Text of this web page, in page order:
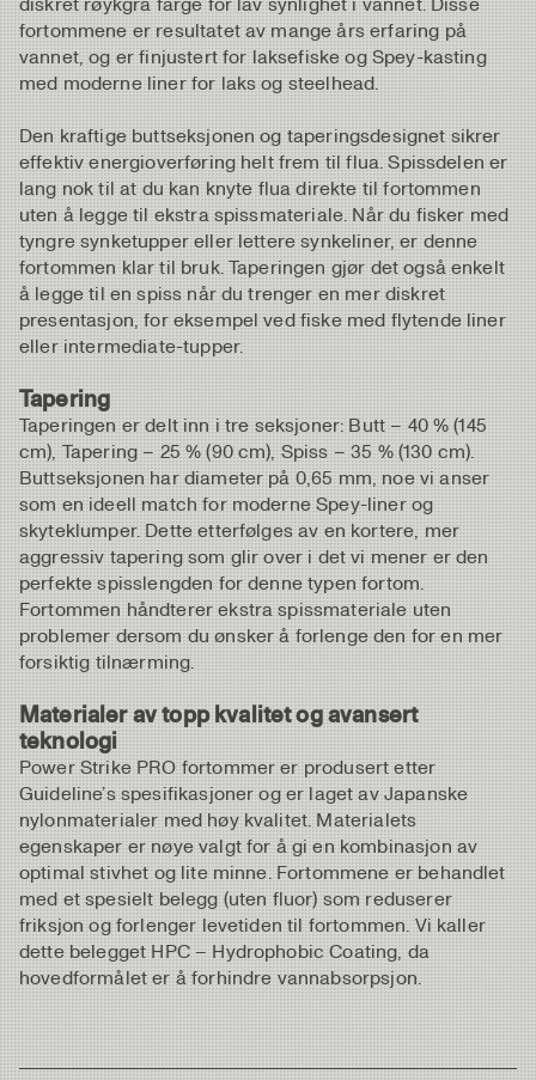
fortommene er resultatet av mange års erfaring på
vannet, og er finjustert for laksefiske og Spey-kasting
med moderne liner for laks og steelhead.
Den kraftige buttseksjonen og taperingsdesignet sikrer
effektiv energioverføring helt frem til flua. Spissdelen er
lang nok til at du kan knyte flua direkte til fortommen
uten å legge til ekstra spissmateriale. Når du fisker med
tyngre synketupper eller lettere synkeliner, er denne
fortommen klar til bruk. Taperingen gjør det også enkelt
å legge til en spiss når du trenger en mer diskret
presentasjon, for eksempel ved fiske med flytende liner
eller intermediate-tupper.
Tapering
Taperingen er delt inn i tre seksjoner: Butt – 40 % (145
cm), Tapering – 25 % (90 cm), Spiss – 35 % (130 cm).
Buttseksjonen har diameter på 0,65 mm, noe vi anser
som en ideell match for moderne Spey-liner og
skyteklumper. Dette etterfølges av en kortere, mer
aggressiv tapering som glir over i det vi mener er den
perfekte spisslengden for denne typen fortom.
Fortommen håndterer ekstra spissmateriale uten
problemer dersom du ønsker å forlenge den for en mer
forsiktig tilnærming.
Materialer av topp kvalitet og avansert
teknologi
Power Strike PRO fortommer er produsert etter
Guideline’s spesifikasjoner og er laget av Japanske
nylonmaterialer med høy kvalitet. Materialets
egenskaper er nøye valgt for å gi en kombinasjon av
optimal stivhet og lite minne. Fortommene er behandlet
med et spesielt belegg (uten fluor) som reduserer
friksjon og forlenger levetiden til fortommen. Vi kaller
dette belegget HPC – Hydrophobic Coating, da
hovedformålet er å forhindre vannabsorpsjon.